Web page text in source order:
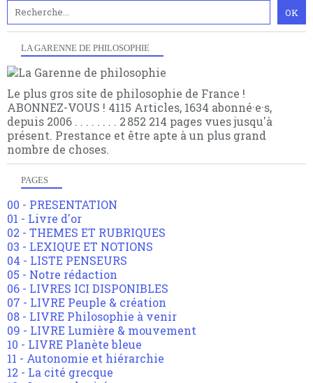
LA GARENNE DE PHILOSOPHIE
Le plus gros site de philosophie de France !
ABONNEZ-VOUS ! 4115 Articles, 1634 abonné·e·s,
depuis 2006 . . . . . . . . 2 852 214 pages vues jusqu'à
présent. Prestance et être apte à un plus grand
nombre de choses.
PAGES
00 - PRESENTATION
01 - Livre d'or
02 - THEMES ET RUBRIQUES
03 - LEXIQUE ET NOTIONS
04 - LISTE PENSEURS
05 - Notre rédaction
06 - LIVRES ICI DISPONIBLES
07 - LIVRE Peuple & création
08 - LIVRE Philosophie à venir
09 - LIVRE Lumière & mouvement
10 - LIVRE Planète bleue
11 - Autonomie et hiérarchie
12 - La cité grecque